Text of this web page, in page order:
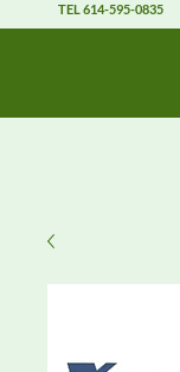
TEL614-595-0835